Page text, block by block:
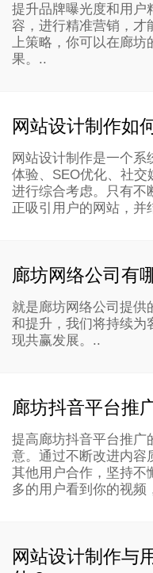
提升品牌曝光度和用户
容，进行精准营销，才
上策略，你可以在廊
果。..
网站设计制作如
网站设计制作是一个系
体验、SEO优化、社
进行综合考虑。只有不
正吸引用户的网站，并
廊坊网络公司有
就是廊坊网络公司提供
和提升，我们将持续为
现共赢发展。..
廊坊抖音平台推
提高廊坊抖音平台推广
意。通过不断改进内容
其他用户合作，坚持不
多的用户看到你的视频
网站设计制作与